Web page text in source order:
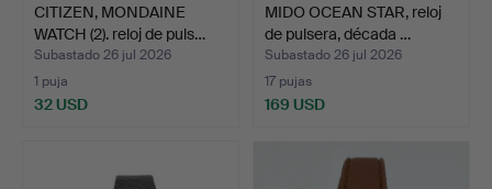
CITIZEN, MONDAINE
WATCH (2). reloj de puls…
Subastado 26 jul 2026
1 puja
32 USD
MIDO OCEAN STAR, reloj
de pulsera, década …
Subastado 26 jul 2026
17 pujas
169 USD